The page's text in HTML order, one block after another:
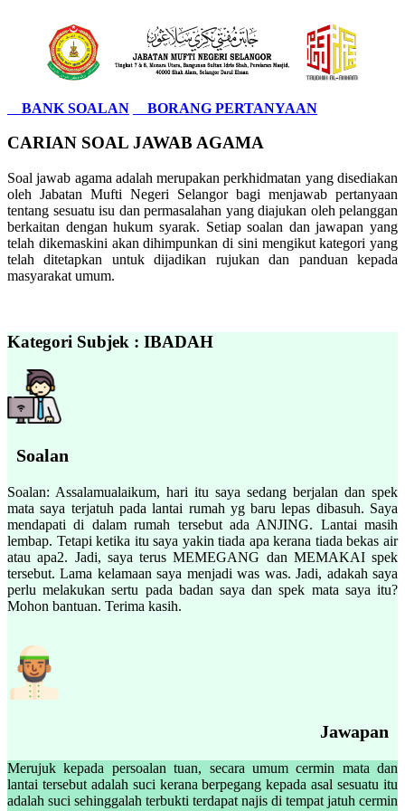
BANK SOALAN BORANG PERTANYAAN
CARIAN SOAL JAWAB AGAMA
Soal jawab agama adalah merupakan perkhidmatan yang disediakan
oleh Jabatan Mufti Negeri Selangor bagi menjawab pertanyaan
tentang sesuatu isu dan permasalahan yang diajukan oleh pelanggan
berkaitan dengan hukum syarak. Setiap soalan dan jawapan yang
telah dikemaskini akan dihimpunkan di sini mengikut kategori yang
telah ditetapkan untuk dijadikan rujukan dan panduan kepada
masyarakat umum.
Kategori Subjek : IBADAH
Soalan
Soalan: Assalamualaikum, hari itu saya sedang berjalan dan spek
mata saya terjatuh pada lantai rumah yg baru lepas dibasuh. Saya
mendapati di dalam rumah tersebut ada ANJING. Lantai masih
lembap. Tetapi ketika itu saya yakin tiada apa kerana tiada bekas air
atau apa2. Jadi, saya terus MEMEGANG dan MEMAKAI spek
tersebut. Lama kelamaan saya menjadi was was. Jadi, adakah saya
perlu melakukan sertu pada badan saya dan spek mata saya itu?
Mohon bantuan. Terima kasih.
Jawapan
Merujuk kepada persoalan tuan, secara umum cermin mata dan
lantai tersebut adalah suci kerana berpegang kepada asal sesuatu itu
adalah suci sehinggalah terbukti terdapat najis di tempat jatuh cermin